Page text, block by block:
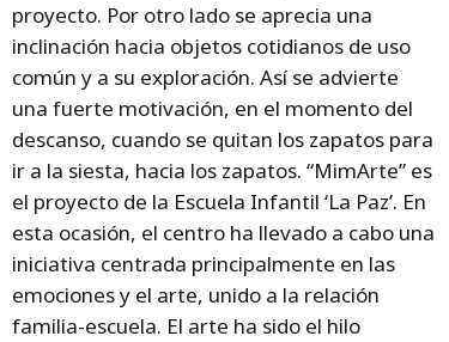
proyecto. Por otro lado se aprecia una
inclinación hacia objetos cotidianos de uso
común y a su exploración. Así se advierte
una fuerte motivación, en el momento del
descanso, cuando se quitan los zapatos para
ir a la siesta, hacia los zapatos. “MimArte” es
el proyecto de la Escuela Infantil ‘La Paz’. En
esta ocasión, el centro ha llevado a cabo una
iniciativa centrada principalmente en las
emociones y el arte, unido a la relación
familia-escuela. El arte ha sido el hilo